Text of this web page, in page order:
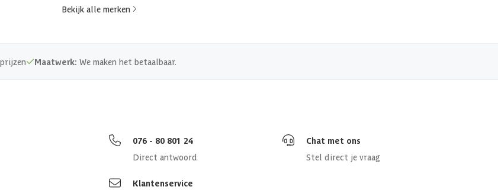
Bekijk alle merken
Maatwerk: We maken het betaalbaar.
076 - 80 801 24
Direct antwoord
Chat met ons
Stel direct je vraag
Klantenservice